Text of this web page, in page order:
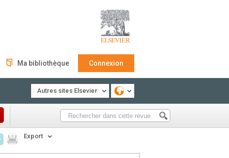
Ma bibliothèque Connexion
Autres sites Elsevier
Export